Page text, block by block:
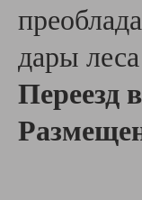
дары
Переезд